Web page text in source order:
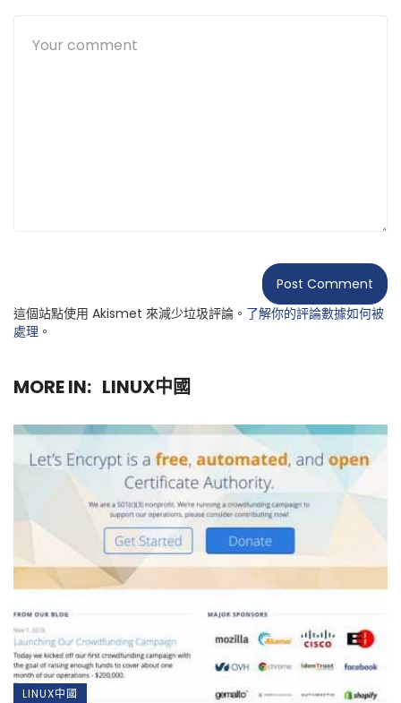
這個站點使用 Akismet 來減少垃圾評論。 了解你的評論數據如何被
處理 。
MORE IN: LINUX中國
LINUX中國